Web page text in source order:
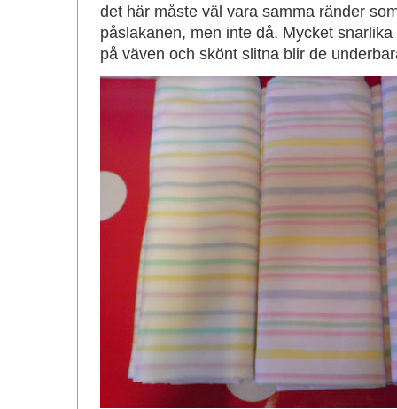
det här måste väl vara samma ränder
påslakanen, men inte då. Mycket
på väven och skönt slitna blir de